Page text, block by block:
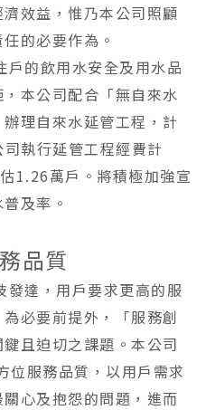
效益，惟乃本公司照顧
的必要作為。
的飲用水安全及用水品
本公司配合「無自來水
理自來水延管工程，計
執行延管工程經費計
1.26萬戶。將積極加強宣
及率。
品質
達，用戶要求更高的服
必要前提外，「服務創
且迫切之課題。本公司
位服務品質，以用戶需求
心及抱怨的問題，進而